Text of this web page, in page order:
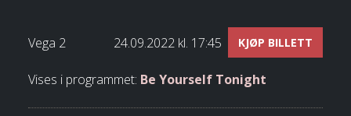
Vega 2 24.09.2022 kl. 17:45 KJØP BILLETT
Vises i programmet: Be Yourself Tonight